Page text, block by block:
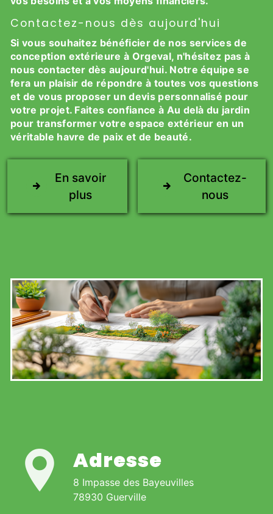
Contactez-nous dès aujourd'hui
Si vous souhaitez bénéficier de nos services de
conception extérieure à Orgeval, n'hésitez pas à
nous contacter dès aujourd'hui. Notre équipe se
fera un plaisir de répondre à toutes vos questions
et de vous proposer un devis personnalisé pour
votre projet. Faites confiance à Au delà du jardin
pour transformer votre espace extérieur en un
véritable havre de paix et de beauté.
En savoir
plus
Contactez-
nous
Adresse
8 Impasse des Bayeuvilles
78930 Guerville